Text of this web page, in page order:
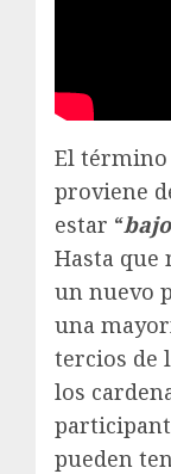
El término
proviene
estar “
Hasta que
un nuevo
una
tercios de
los
pueden